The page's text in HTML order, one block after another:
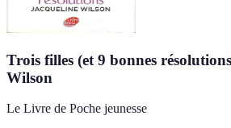
Trois filles (et 9 bonnes
Wilson
Le Livre de Poche jeunesse